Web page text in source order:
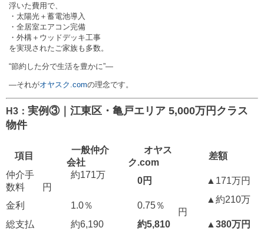
浮いた費用で、
・太陽光＋蓄電池導入
・全居室エアコン完備
・外構＋ウッドデッキ工事
を実現されたご家族も多数。
“節約した分で生活を豊かに”—
—それがオヤスク.comの理念です。
H3： 実例③｜江東区・亀戸エリア 5,000万円クラス
物件
項目
一般仲介
会社
オヤス
ク.com
差額
仲介手
数料
約171万
円
0円 ▲171万円
金利 1.0％ 0.75％
▲約210万
円
総支払
約6,190 約5,810 ▲380万円